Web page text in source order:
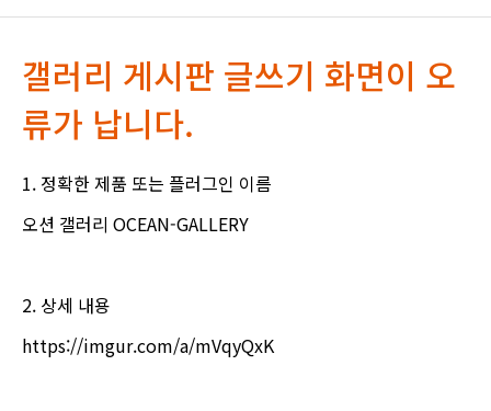
갤러리 게시판 글쓰기 화면이 오
류가 납니다.
1. 정확한 제품 또는 플러그인 이름
오션 갤러리 OCEAN-GALLERY
2. 상세 내용
https://imgur.com/a/mVqyQxK